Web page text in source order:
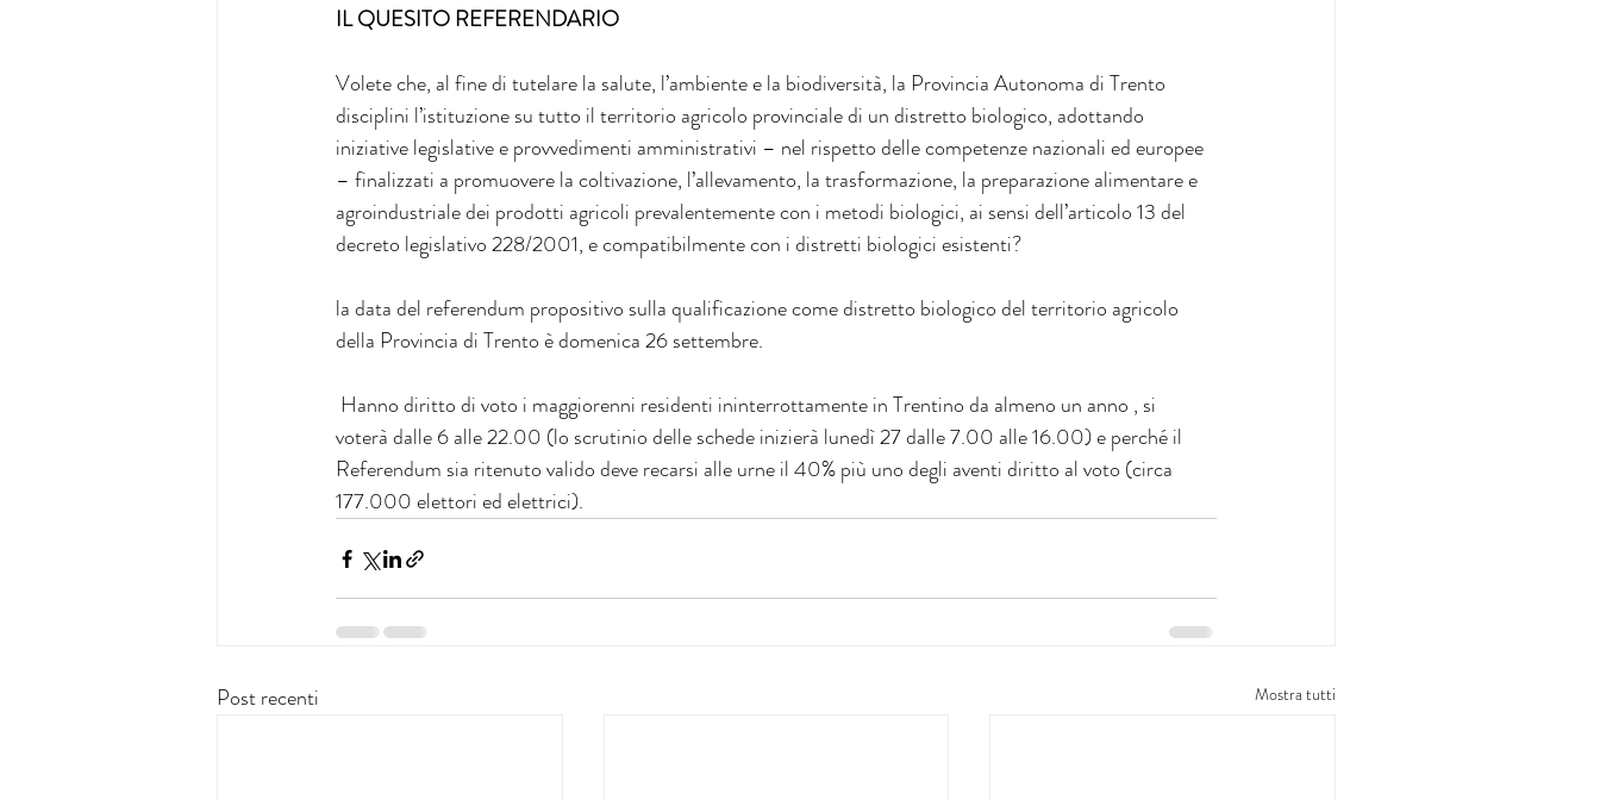
IL QUESITO REFERENDARIO
Volete che, al fine di tutelare la salute, l’ambiente e la biodiversità, la Provincia Autonoma di Trento
disciplini l’istituzione su tutto il territorio agricolo provinciale di un distretto biologico, adottando
iniziative legislative e provvedimenti amministrativi – nel rispetto delle competenze nazionali ed europee
– finalizzati a promuovere la coltivazione, l’allevamento, la trasformazione, la preparazione alimentare e
agroindustriale dei prodotti agricoli prevalentemente con i metodi biologici, ai sensi dell’articolo 13 del
decreto legislativo 228/2001, e compatibilmente con i distretti biologici esistenti?
la data del referendum propositivo sulla qualificazione come distretto biologico del territorio agricolo
della Provincia di Trento è domenica 26 settembre.
voterà dalle 6 alle 22.00 (lo scrutinio delle schede inizierà lunedì 27 dalle 7.00 alle 16.00) e perché il
Referendum sia ritenuto valido deve recarsi alle urne il 40% più uno degli aventi diritto al voto (circa
177.000 elettori ed elettrici).
Post recenti Mostra tutti